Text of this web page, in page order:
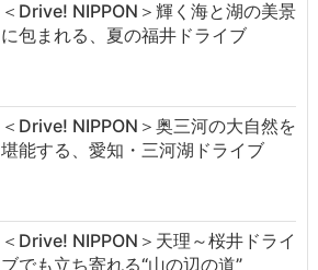
＜Drive! NIPPON＞輝く海と湖の美景
に包まれる、夏の福井ドライブ
＜Drive! NIPPON＞奥三河の大自然を
堪能する、愛知・三河湖ドライブ
＜Drive! NIPPON＞天理～桜井ドライ
ブでも立ち寄れる“山の辺の道”